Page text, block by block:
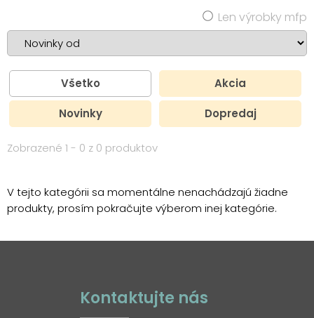
Len výrobky mfp
Všetko Akcia
Novinky Dopredaj
Zobrazené 1 - 0 z 0 produktov
V tejto kategórii sa momentálne nenachádzajú žiadne
produkty, prosím pokračujte výberom inej kategórie.
Kontaktujte nás